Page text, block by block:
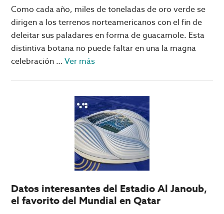
juegos
que
se
Clubes
Como cada año, miles de toneladas de oro verde se
dirigen a los terrenos norteamericanos con el fin de
deleitar sus paladares en forma de guacamole. Esta
distintiva botana no puede faltar en una la magna
celebración …Ver másacerca
el
ganador
anticipado
del
Super
Bowl
Datos interesantes del Estadio Al Janoub,
el favorito del Mundial en Qatar